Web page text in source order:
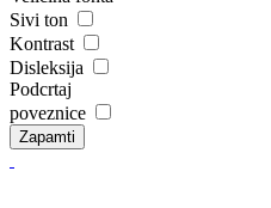
Sivi ton
Kontrast
Disleksija
Podcrtaj
poveznice
Zapamti